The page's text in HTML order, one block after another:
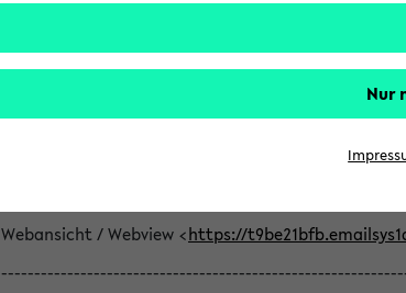
eKVV News
👉 Neue Angebote zur
Webansicht / Webview <https://
Nur